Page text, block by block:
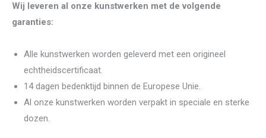
Wij leveren al onze kunstwerken met de volgende
garanties:
Alle kunstwerken worden geleverd met een origineel
echtheidscertificaat.
14 dagen bedenktijd binnen de Europese Unie.
Al onze kunstwerken worden verpakt in speciale en sterke
dozen.